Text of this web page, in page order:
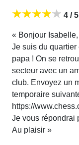
4 / 5
« Bonjour Isabelle,
Je suis du
papa ! On se
secteur avec un
club. Envoyez un
temporaire
https://
Je vous répondrai
Au plaisir »